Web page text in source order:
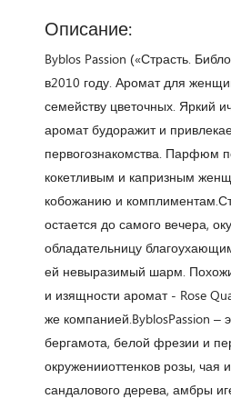
Описание:
Byblos Passion («Страсть.
в2010 году. Аромат для
семейству цветочных. Яркий
аромат будоражит и
первогознакомства. Парфюм
кокетливым и капризным
кобожанию и
остается до самого вечера,
обладательницу
ей невыразимый шарм.
и изящности аромат - Rose
же компанией.ByblosPassion –
бергамота, белой фрезии и
окруженииоттенков розы, чая
сандалового дерева, амбры